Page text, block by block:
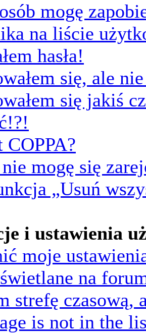
mogę
na liście
hasła!
się, ale
się jakiś
COPPA?
mogę się
„Usuń
i ustawienia
moje
na
strefę czasową,
is not in the